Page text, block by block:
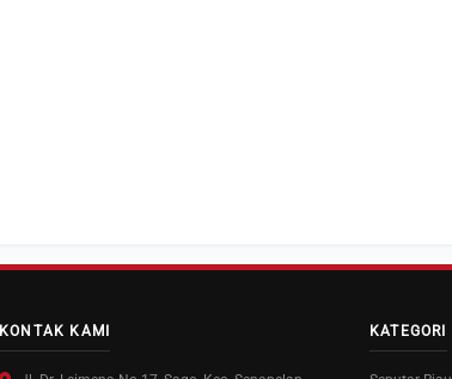
KONTAK KAMI KATEGORI